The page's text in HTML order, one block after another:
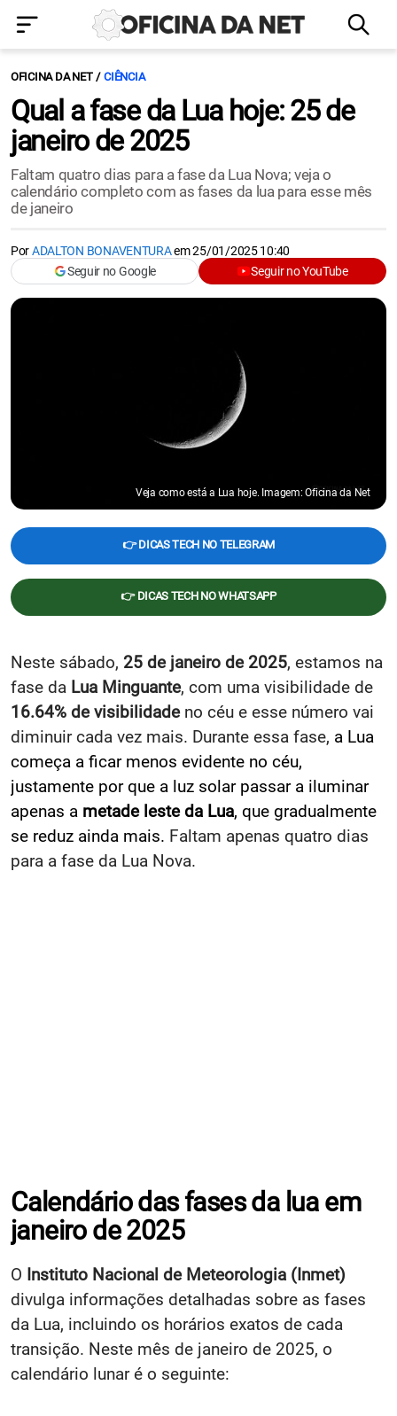
OFICINA DA NET CIÊNCIA
Qual a fase da Lua hoje: 25 de
janeiro de 2025
Faltam quatro dias para a fase da Lua Nova; veja o
calendário completo com as fases da lua para esse mês
de janeiro
PorADALTON BONAVENTURAem25/01/2025 10:40
Seguir no Google
Seguir no YouTube
Veja como está a Lua hoje. Imagem: Oficina da Net
👉 DICAS TECH NO TELEGRAM
👉 DICAS TECH NO WHATSAPP
Neste sábado, 25 de janeiro de 2025, estamos na
fase da Lua Minguante, com uma visibilidade de
16.64% de visibilidadeno céu e esse número vai
diminuir cada vez mais. Durante essa fase, a Lua
começa a ficar menos evidente no céu,
justamente por que a luz solar passar a iluminar
apenas a metade leste da Lua, que gradualmente
se reduz ainda mais. Faltam apenas quatro dias
para a fase da Lua Nova.
Calendário das fases da lua em
janeiro de 2025
O Instituto Nacional de Meteorologia (Inmet)
divulga informações detalhadas sobre as fases
da Lua, incluindo os horários exatos de cada
transição. Neste mês de janeiro de 2025, o
calendário lunar é o seguinte: